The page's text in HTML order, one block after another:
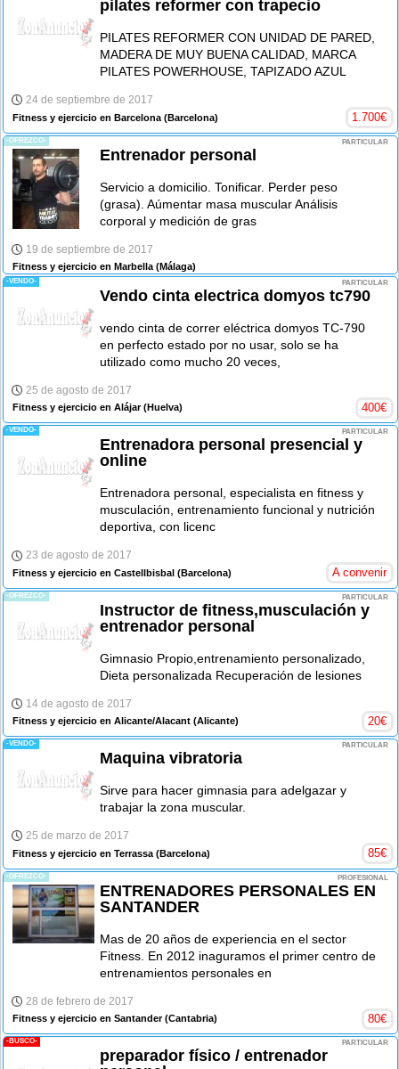
pilates reformer con trapecio
PILATES REFORMER CON UNIDAD DE PARED,
MADERA DE MUY BUENA CALIDAD, MARCA
PILATES POWERHOUSE, TAPIZADO AZUL
24 de septiembre de 2017
Fitness y ejercicio en Barcelona (Barcelona) 1.700€
-OFREZCO- PARTICULAR
Entrenador personal
Servicio a domicilio. Tonificar. Perder peso
(grasa). Aúmentar masa muscular Análisis
corporal y medición de gras
19 de septiembre de 2017
Fitness y ejercicio en Marbella (Málaga)
-VENDO- PARTICULAR
Vendo cinta electrica domyos tc790
vendo cinta de correr eléctrica domyos TC-790
en perfecto estado por no usar, solo se ha
utilizado como mucho 20 veces,
25 de agosto de 2017
Fitness y ejercicio en Alájar(Huelva) 400€
-VENDO- PARTICULAR
Entrenadora personal presencial y
online
Entrenadora personal, especialista en fitness y
musculación, entrenamiento funcional y nutrición
deportiva, con licenc
23 de agosto de 2017
Fitness y ejercicio en Castellbisbal (Barcelona) A convenir
-OFREZCO- PARTICULAR
Instructor de fitness,musculación y
entrenador personal
Gimnasio Propio,entrenamiento personalizado,
Dieta personalizada Recuperación de lesiones
14 de agosto de 2017
Fitness y ejercicio en Alicante/Alacant (Alicante) 20€
-VENDO- PARTICULAR
Maquina vibratoria
Sirve para hacer gimnasia para adelgazar y
trabajar la zona muscular.
25 de marzo de 2017
Fitness y ejercicio en Terrassa (Barcelona) 85€
-OFREZCO- PROFESIONAL
ENTRENADORES PERSONALES EN
SANTANDER
Mas de 20 años de experiencia en el sector
Fitness. En 2012 inaguramos el primer centro de
entrenamientos personales en
28 de febrero de 2017
Fitness y ejercicio en Santander(Cantabria) 80€
-BUSCO- PARTICULAR
preparador físico / entrenador